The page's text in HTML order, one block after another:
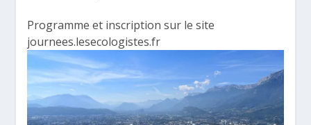
Programme et inscription sur le site
journees.lesecologistes.fr